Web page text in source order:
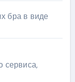
бра в виде
сервиса,